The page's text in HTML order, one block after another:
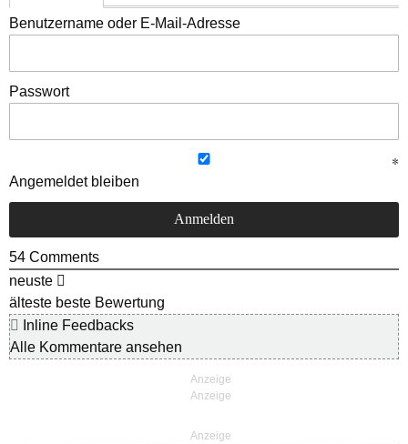
Benutzername oder E-Mail-Adresse
Passwort
Angemeldet bleiben
54 Comments
neuste
älteste beste Bewertung
Inline Feedbacks
Alle Kommentare ansehen
Anzeige